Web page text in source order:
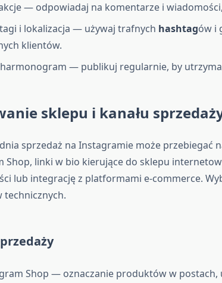
— odpowiadaj na komentarze i
i lokalizacja — używaj trafnych hashtagów i
klientów.
harmonogram — publikuj regularnie, by
sklepu i kanału
sprzedaż na Instagramie może przebiegać
Shop, linki w bio kierujące do sklepu
lub integrację z platformami e-commerce.
technicznych.
Shop — oznaczanie produktów w postach,